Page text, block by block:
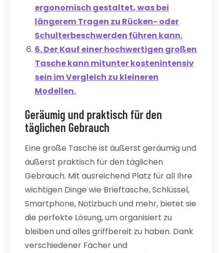
ergonomisch gestaltet, was bei
längerem Tragen zu Rücken- oder
Schulterbeschwerden führen kann.
6. Der Kauf einer hochwertigen großen
Tasche kann mitunter kostenintensiv
sein im Vergleich zu kleineren
Modellen.
Geräumig und praktisch für den
täglichen Gebrauch
Eine große Tasche ist äußerst geräumig und
äußerst praktisch für den täglichen
Gebrauch. Mit ausreichend Platz für all Ihre
wichtigen Dinge wie Brieftasche, Schlüssel,
Smartphone, Notizbuch und mehr, bietet sie
die perfekte Lösung, um organisiert zu
bleiben und alles griffbereit zu haben. Dank
verschiedener Fächer und